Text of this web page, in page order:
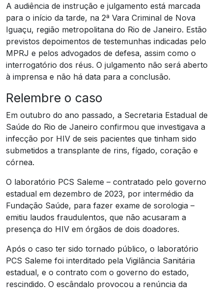
A audiência de instrução e julgamento está marcada
para o início da tarde, na 2ª Vara Criminal de Nova
Iguaçu, região metropolitana do Rio de Janeiro. Estão
previstos depoimentos de testemunhas indicadas pelo
MPRJ e pelos advogados de defesa, assim como o
interrogatório dos réus. O julgamento não será aberto
à imprensa e não há data para a conclusão.
Relembre o caso
Em outubro do ano passado, a Secretaria Estadual de
Saúde do Rio de Janeiro confirmou que investigava a
infecção por HIV de seis pacientes que tinham sido
submetidos a transplante de rins, fígado, coração e
córnea.
O laboratório PCS Saleme – contratado pelo governo
estadual em dezembro de 2023, por intermédio da
Fundação Saúde, para fazer exame de sorologia –
emitiu laudos fraudulentos, que não acusaram a
presença do HIV em órgãos de dois doadores.
Após o caso ter sido tornado público, o laboratório
PCS Saleme foi interditado pela Vigilância Sanitária
estadual, e o contrato com o governo do estado,
rescindido. O escândalo provocou a renúncia da